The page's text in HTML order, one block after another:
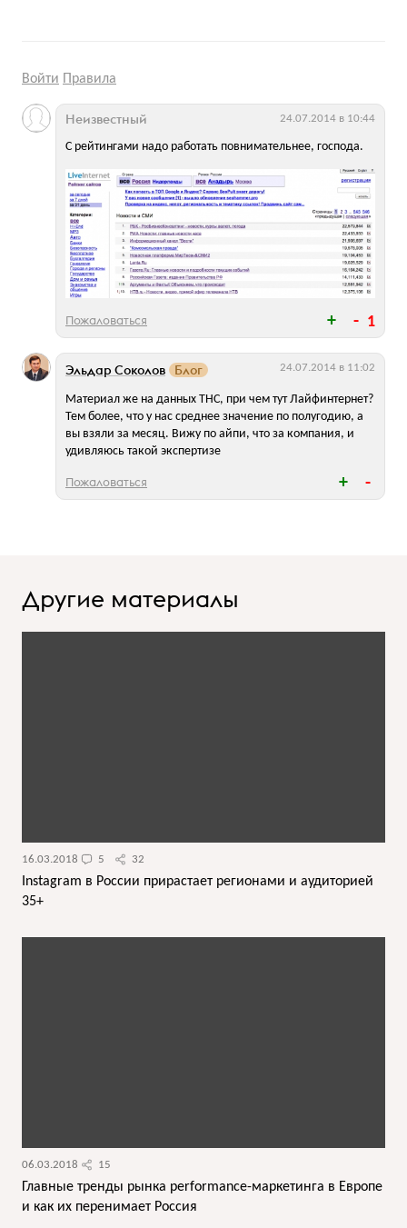
Войти Правила
1
С рейтингами надо работать повнимательнее, господа.
Неизвестный 24.07.2014 в 10:44
Пожаловаться
Материал же на данных ТНС, при чем тут Лайфинтернет?
Тем более, что у нас среднее значение по полугодию, а
вы взяли за месяц. Вижу по айпи, что за компания, и
удивляюсь такой экспертизе
Эльдар Соколов Блог 24.07.2014 в 11:02
Пожаловаться
Другие материалы
16.03.2018 5 32
Instagram в России прирастает регионами и аудиторией
35+
06.03.2018 15
Главные тренды рынка performance-маркетинга в Европе
и как их перенимает Россия